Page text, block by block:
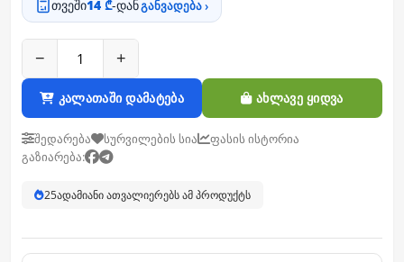
თვეში14 ₾-დანგანვადება ›
− +
კალათაში დამატება ახლავე ყიდვა
შედარება სურვილების სია
ფასის ისტორია
გაზიარება:
25ადამიანი ათვალიერებს ამ პროდუქტს